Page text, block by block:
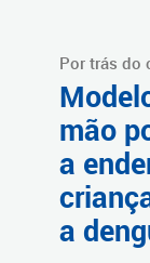
Por trás do
mão
a
a